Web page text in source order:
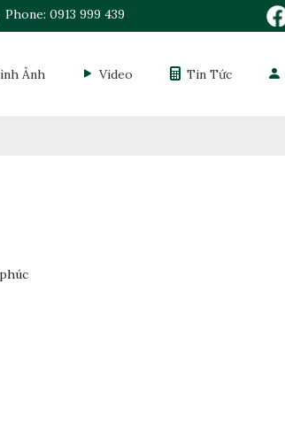
Phone: 0913 999 439
Ảnh Video Tin Tức